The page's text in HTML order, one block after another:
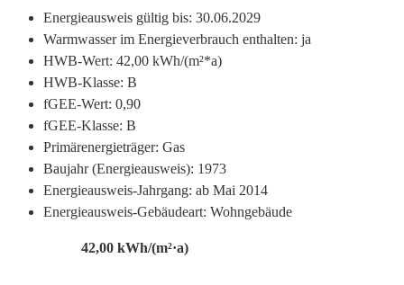
Energieausweis gültig bis: 30.06.2029
Warmwasser im Energieverbrauch enthalten: ja
HWB-Wert: 42,00 kWh/(m²*a)
HWB-Klasse: B
fGEE-Wert: 0,90
fGEE-Klasse: B
Primärenergieträger: Gas
Baujahr (Energieausweis): 1973
Energieausweis-Jahrgang: ab Mai 2014
Energieausweis-Gebäudeart: Wohngebäude
42,00kWh/(m²·a)